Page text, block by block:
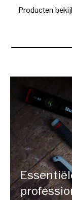
Producten